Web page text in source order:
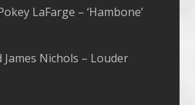
LaFarge – ‘Hambone’
James Nichols – Louder